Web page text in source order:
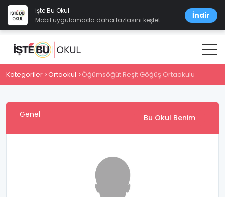
İşte Bu Okul
Mobil uygulamada daha fazlasını keşfet
İndir
Kategoriler Ortaokul Öğümsöğüt Reşit Göğüş Ortaokulu
Genel Bu Okul Benim